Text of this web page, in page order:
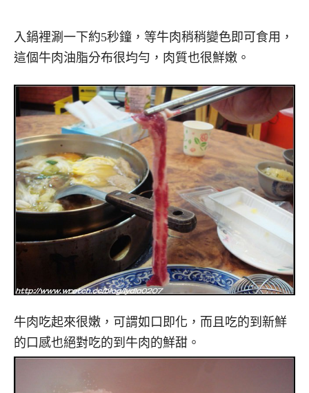
入鍋裡涮一下約5秒鐘，等牛肉稍稍變色即可食用，
這個牛肉油脂分布很均勻，肉質也很鮮嫩。
牛肉吃起來很嫩，可謂如口即化，而且吃的到新鮮
的口感也絕對吃的到牛肉的鮮甜。